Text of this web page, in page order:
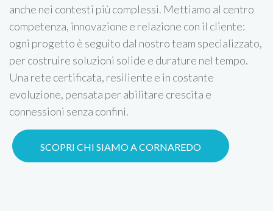
anche nei contesti più complessi. Mettiamo al centro
competenza, innovazione e relazione con il cliente:
ogni progetto è seguito dal nostro team specializzato,
per costruire soluzioni solide e durature nel tempo.
Una rete certificata, resiliente e in costante
evoluzione, pensata per abilitare crescita e
connessioni senza confini.
SCOPRI CHI SIAMO A CORNAREDO